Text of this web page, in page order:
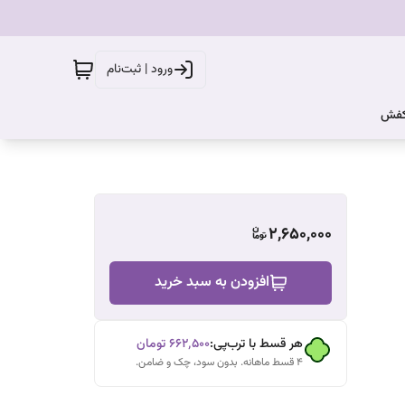
ورود | ثبت‌نام
2,650,000
افزودن به سبد خرید
هر قسط با ترب‌پی:۶۶۲٬۵۰۰تومان
۴ قسط ماهانه. بدون سود، چک و ضامن.